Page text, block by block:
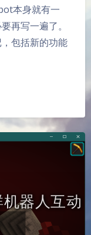
本身就有一
再写一遍了。
包括新的功能
器人互动